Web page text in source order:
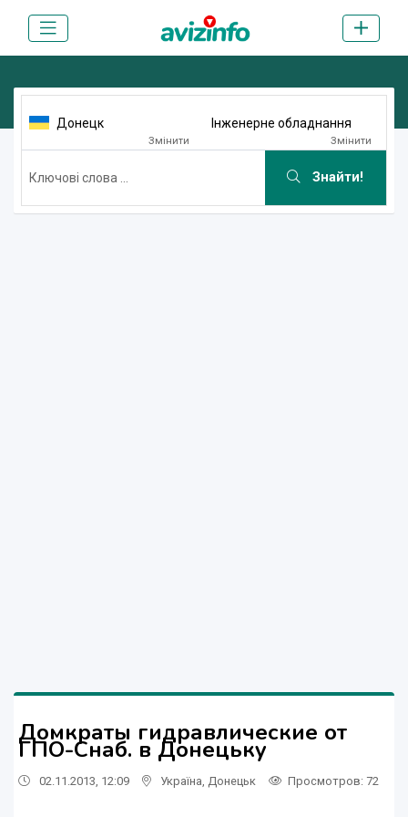
Донецк
Змінити
Інженерне обладнання
Змінити
Знайти!
Домкраты гидравлические от
ГПО-Снаб. в Донецьку
02.11.2013, 12:09 Україна Донецьк Просмотров: 72